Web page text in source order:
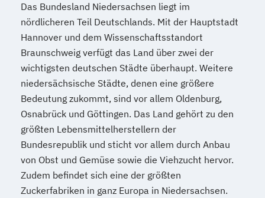
Das Bundesland Niedersachsen liegt im
nördlicheren Teil Deutschlands. Mit der Hauptstadt
Hannover und dem Wissenschaftsstandort
Braunschweig verfügt das Land über zwei der
wichtigsten deutschen Städte überhaupt. Weitere
niedersächsische Städte, denen eine größere
Bedeutung zukommt, sind vor allem Oldenburg,
Osnabrück und Göttingen. Das Land gehört zu den
größten Lebensmittelherstellern der
Bundesrepublik und sticht vor allem durch Anbau
von Obst und Gemüse sowie die Viehzucht hervor.
Zudem befindet sich eine der größten
Zuckerfabriken in ganz Europa in Niedersachsen.